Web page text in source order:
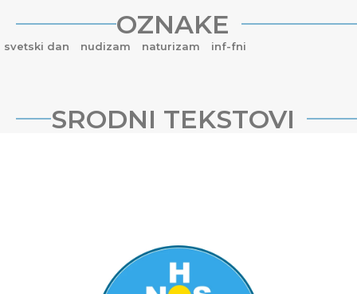
OZNAKE
svetski dan nudizam naturizam inf-fni
SRODNI TEKSTOVI